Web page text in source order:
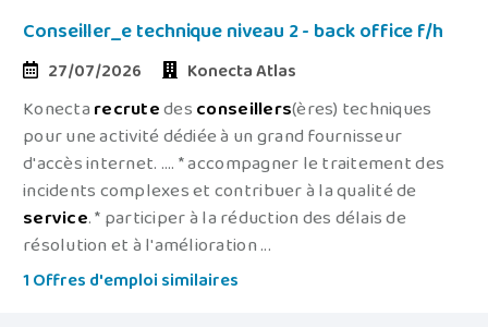
Conseiller_e technique niveau 2 - back office f/h
27/07/2026 Konecta Atlas
Konectarecrutedesconseillers(ères) techniques
pour une activité dédiée à un grand fournisseur
d'accès internet. .... * accompagner le traitement des
incidents complexes et contribuer à la qualité de
service. * participer à la réduction des délais de
résolution et à l'amélioration ...
1 Offres d'emploi similaires